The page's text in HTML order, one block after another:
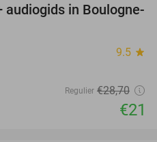
27%
audiogids in Boulogne-
9.5 star
Regulier €28,70
€21